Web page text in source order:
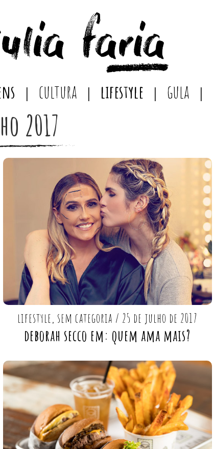
cultura lifestyle gula
2017
lifestyle, sem categoria / 25 de julho de 2017
deborah secco em: quem ama mais?